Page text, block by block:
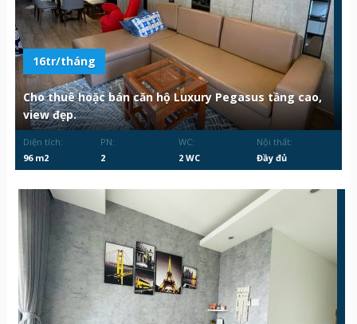
16tr/tháng
Cho thuê hoặc bán căn hộ Luxury Pegasus tầng cao,
view đẹp.
Diện tích:
96 m2
PN:
2
WC:
2 WC
Nội thất:
Đầy đủ